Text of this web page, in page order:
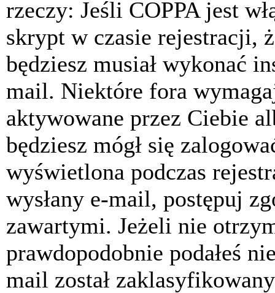
rzeczy: Jeśli COPPA jest
skrypt w czasie rejestracji,
będziesz musiał wykonać
mail. Niektóre fora
aktywowane przez Ciebie
będziesz mógł się
wyświetlona podczas
wysłany e-mail, postępuj
zawartymi. Jeżeli nie
prawdopodobnie podałeś
mail został